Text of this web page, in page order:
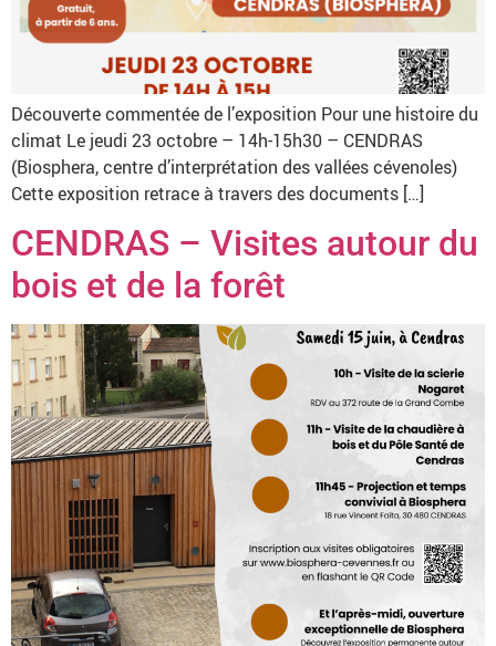
Découverte commentée de l’exposition Pour une histoire du
climat Le jeudi 23 octobre – 14h-15h30 – CENDRAS
(Biosphera, centre d’interprétation des vallées cévenoles)
Cette exposition retrace à travers des documents […]
CENDRAS – Visites autour du
bois et de la forêt